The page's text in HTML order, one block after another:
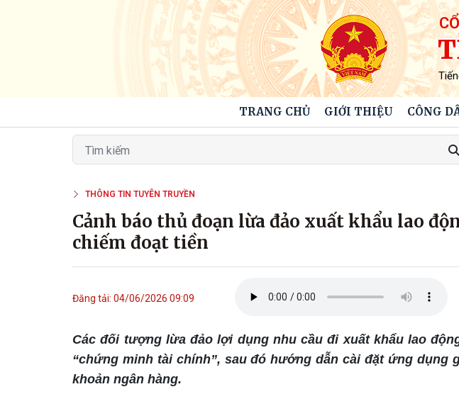
TRANG CHỦ GIỚI THIỆU CÔNG
THÔNG TIN TUYÊN TRUYỀN
Cảnh báo thủ đoạn lừa đảo xuất khẩu lao
chiếm đoạt tiền
Đăng tải: 04/06/2026 09:09
Các đối tượng lừa đảo lợi dụng nhu cầu đi xuất khẩu lao
“chứng minh tài chính”, sau đó hướng dẫn cài đặt ứng dụng
khoản ngân hàng.